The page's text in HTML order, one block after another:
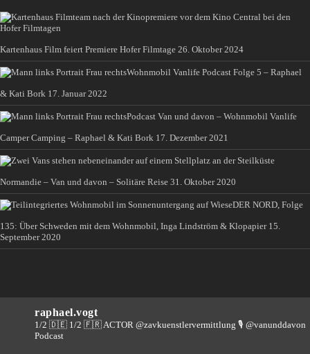
Kartenhaus Film feiert Premiere Hofer Filmtage 26. Oktober 2024
Wohnmobil Vanlife Podcast Folge 5 – Raphael
& Kati Bork 17. Januar 2022
Podcast Van und davon – Wohnmobil Vanlife
Camper Camping – Raphael & Kati Bork 17. Dezember 2021
Normandie – Van und davon – Solitäre Reise 31. Oktober 2020
DER NORD, Folge
135: Über Schweden mit dem Wohnmobil, Inga Lindström & Klopapier 15.
September 2020
raphael.vogt
1/2 🇩🇪 1/2 🇫🇷 ACTOR @zavkuenstlervermittlung 🎙️ @vanunddavon
Podcast